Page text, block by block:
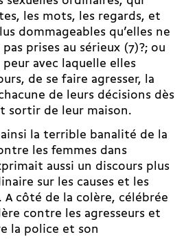
les mots, les regards, et
dommageables qu’elles ne
prises au sérieux (7)?; ou
avec laquelle elles
de se faire agresser, la
de leurs décisions dès
sortir de leur maison.
la terrible banalité de la
les femmes dans
aussi un discours plus
sur les causes et les
A côté de la colère, célébrée
contre les agresseurs et
la police et son